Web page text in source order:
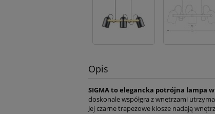
Opis
SIGMA to elegancka potrójna lampa
doskonale współgra z wnętrzami
Jej czarne trapezowe klosze nadają